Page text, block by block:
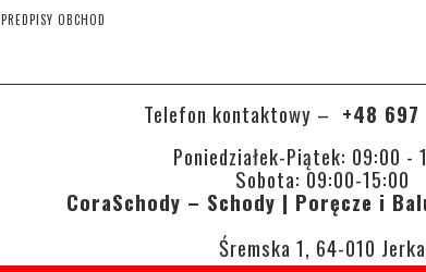
PREDPISY OBCHOD
Telefon kontaktowy – +48 697
Poniedziałek-Piątek: 09:00 -
Sobota: 09:00-15:00
CoraSchody – Schody | Poręcze i
Śremska 1, 64-010 Jerka